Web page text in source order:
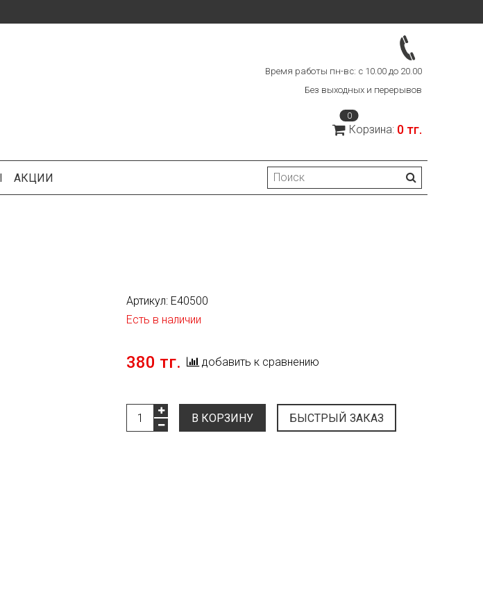
Время работы пн-вс: с 10.00 до 20.00
Без выходных и перерывов
0
Корзина: 0 тг.
АКЦИИ
Артикул: Е40500
Есть в наличии
380 тг. добавить к сравнению
В КОРЗИНУ БЫСТРЫЙ ЗАКАЗ